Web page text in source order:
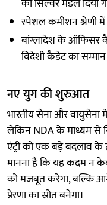
स्पेशल कमीशन श्रेणी में
बांग्लादेश के ऑफिसर
विदेशी कैडेट का सम्मान
नए युग की शुरुआत
भारतीय सेना और वायुसेना
लेकिन NDA के माध्यम से
एंट्री को एक बड़े बदलाव के
मानना है कि यह कदम न
को मजबूत करेगा, बल्कि आने
प्रेरणा का स्रोत बनेगा।